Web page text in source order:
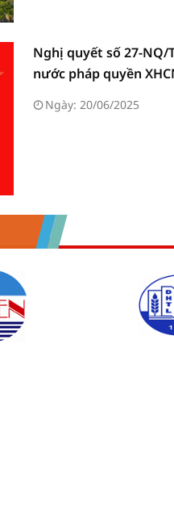
Nghị quyết số 27-
nước pháp quyền
Ngày: 20/06/2025